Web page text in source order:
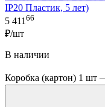
IP20 Пластик, 5 лет)
5 41166
₽/шт
В наличии
Коробка (картон) 1 шт